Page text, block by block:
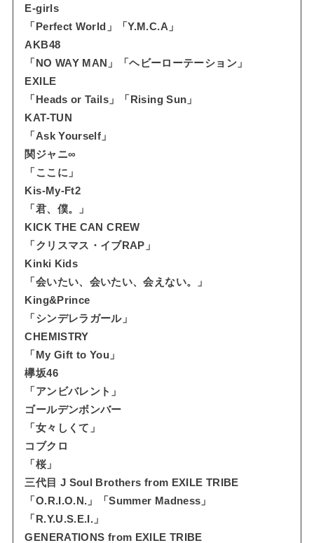
E-girls
「Perfect World」「Y.M.C.A」
AKB48
「NO WAY MAN」「ヘビーローテーション」
EXILE
「Heads or Tails」「Rising Sun」
KAT-TUN
「Ask Yourself」
関ジャニ∞
「ここに」
Kis-My-Ft2
「君、僕。」
KICK THE CAN CREW
「クリスマス・イブRAP」
Kinki Kids
「会いたい、会いたい、会えない。」
King&Prince
「シンデレラガール」
CHEMISTRY
「My Gift to You」
欅坂46
「アンビバレント」
ゴールデンボンバー
「女々しくて」
コブクロ
「桜」
三代目 J Soul Brothers from EXILE TRIBE
「O.R.I.O.N.」「Summer Madness」
「R.Y.U.S.E.I.」
GENERATIONS from EXILE TRIBE